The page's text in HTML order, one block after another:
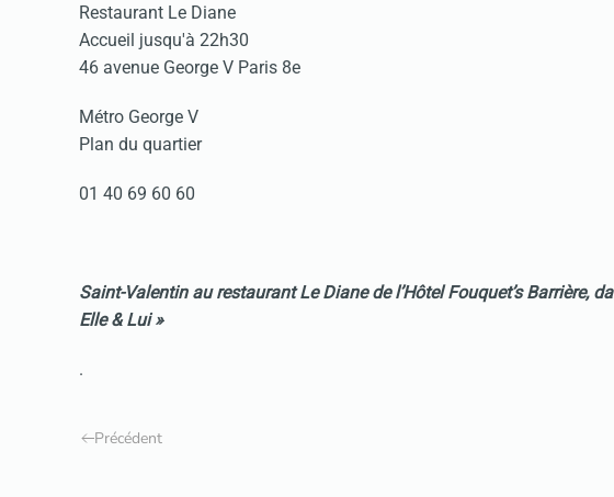
Restaurant Le Diane
Accueil jusqu'à 22h30
46 avenue George V Paris 8e
Métro George V
Plan du quartier
01 40 69 60 60
Saint-Valentin au restaurant Le Diane de l’Hôtel Fouquet’s Barrière,
Elle & Lui »
.
Précédent